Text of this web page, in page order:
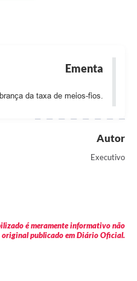
Ementa
da taxa de meios-fios.
Autor
Executivo
é meramente informativo não
publicado em Diário Oficial.